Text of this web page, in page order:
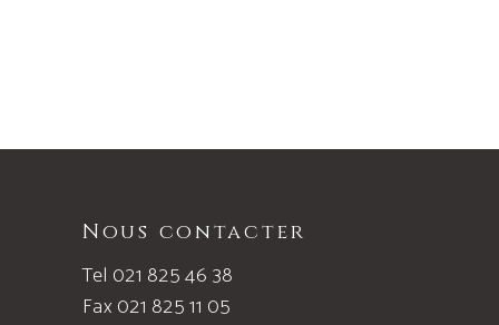
Nous contacter
Tel 021 825 46 38
Fax 021 825 11 05